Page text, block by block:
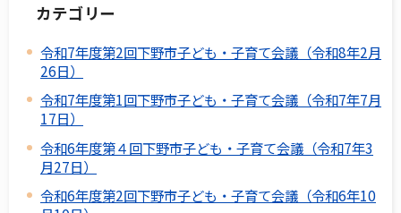
カテゴリー
令和7年度第2回下野市子ども・子育て会議（令和8年2月
26日）
令和7年度第1回下野市子ども・子育て会議（令和7年7月
17日）
令和6年度第４回下野市子ども・子育て会議（令和7年3
月27日）
令和6年度第2回下野市子ども・子育て会議（令和6年10